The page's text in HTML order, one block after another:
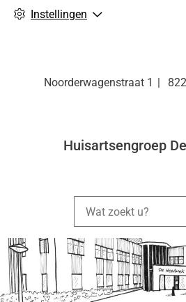
Instellingen
Noorderwagenstraat 1
Huisartsengroep